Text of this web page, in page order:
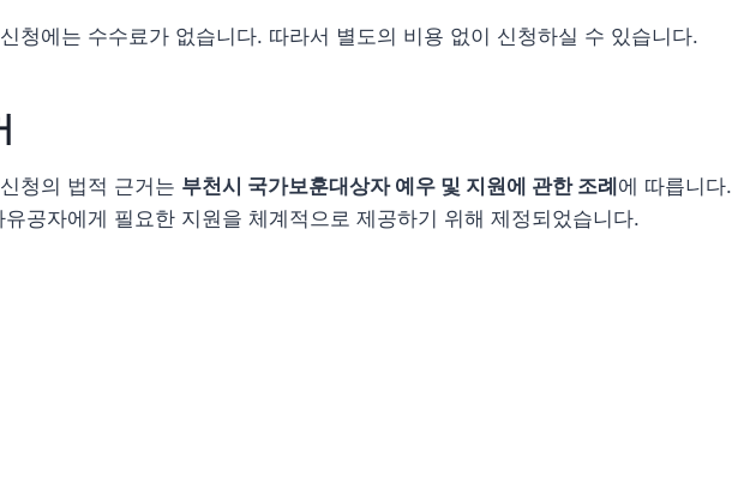
청에는 수수료가 없습니다. 따라서 별도의 비용 없이 신청하실 수 있습니다.
청의 법적 근거는 부천시 국가보훈대상자 예우 및 지원에 관한 조례에 따릅니다.
공자에게 필요한 지원을 체계적으로 제공하기 위해 제정되었습니다.